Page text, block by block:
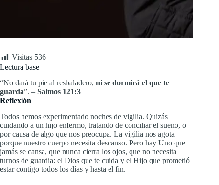
Visitas 536
Lectura base
“No dará tu pie al resbaladero, ni se dormirá el que te
guarda”. – Salmos 121:3
Reflexión
Todos hemos experimentado noches de vigilia. Quizás
cuidando a un hijo enfermo, tratando de conciliar el sueño, o
por causa de algo que nos preocupa. La vigilia nos agota
porque nuestro cuerpo necesita descanso. Pero hay Uno que
jamás se cansa, que nunca cierra los ojos, que no necesita
turnos de guardia: el Dios que te cuida y el Hijo que prometió
estar contigo todos los días y hasta el fin.